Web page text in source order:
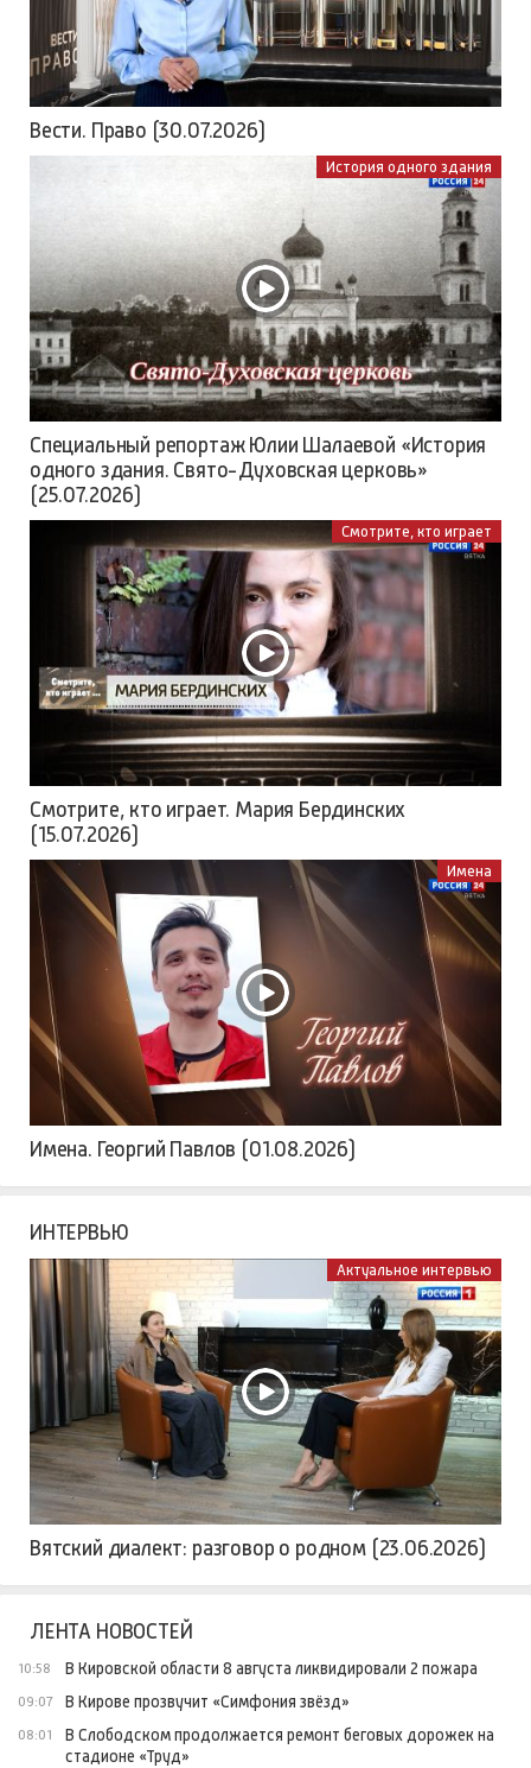
Вести. Право (30.07.2026)
История одного здания
Специальный репортаж Юлии Шалаевой «История
одного здания. Свято-Духовская церковь»
(25.07.2026)
Смотрите, кто играет
Смотрите, кто играет. Мария Бердинских
(15.07.2026)
Имена
Имена. Георгий Павлов (01.08.2026)
ИНТЕРВЬЮ
Актуальное интервью
Вятский диалект: разговор о родном (23.06.2026)
ЛЕНТА НОВОСТЕЙ
10:58 В Кировской области 8 августа ликвидировали 2 пожара
09:07 В Кирове прозвучит «Симфония звёзд»
08:01
В Слободском продолжается ремонт беговых дорожек на
стадионе «Труд»